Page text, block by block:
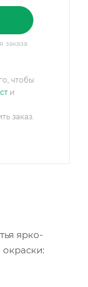
заказа
чтобы
и
заказ.
ярко-